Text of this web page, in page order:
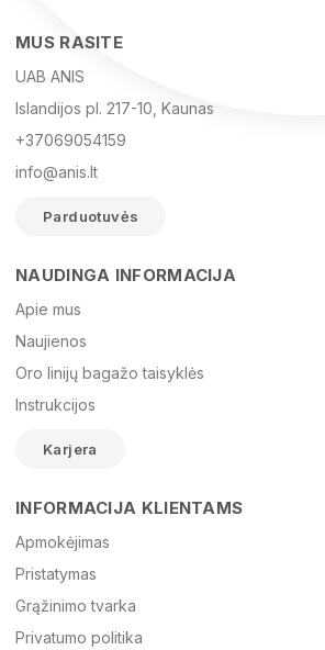
El. paštas
Žinutė
MUS RASITE
UAB ANIS
Islandijos pl. 217-10, Kaunas
+37069054159
info@anis.lt
Parduotuvės
NAUDINGA INFORMACIJA
Apie mus
Naujienos
Oro linijų bagažo taisyklės
Instrukcijos
Karjera
INFORMACIJA KLIENTAMS
Apmokėjimas
Pristatymas
Grąžinimo tvarka
Privatumo politika